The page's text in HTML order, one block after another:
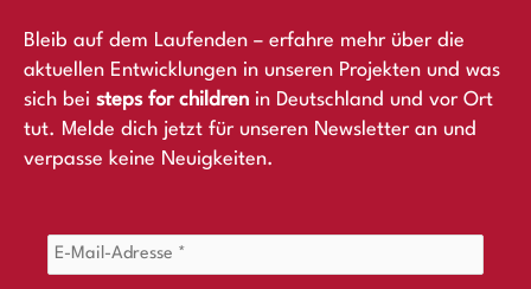
Bleib auf dem Laufenden – erfahre mehr über die
aktuellen Entwicklungen in unseren Projekten und was
sich bei steps for children in Deutschland und vor Ort
tut. Melde dich jetzt für unseren Newsletter an und
verpasse keine Neuigkeiten.